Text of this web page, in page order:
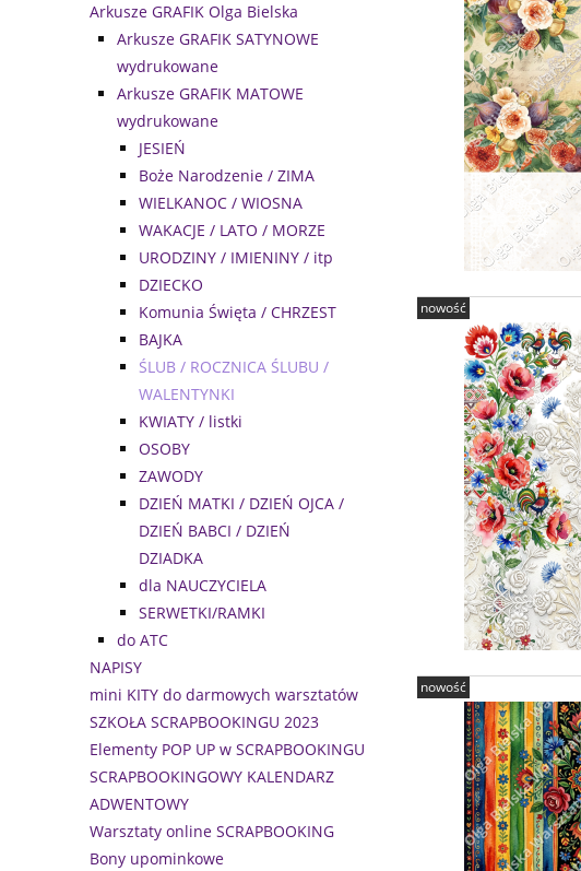
Arkusze GRAFIK Olga Bielska
Arkusze GRAFIK SATYNOWE
wydrukowane
Arkusze GRAFIK MATOWE
wydrukowane
JESIEŃ
Boże Narodzenie / ZIMA
WIELKANOC / WIOSNA
WAKACJE / LATO / MORZE
URODZINY / IMIENINY / itp
DZIECKO
Komunia Święta / CHRZEST
BAJKA
ŚLUB / ROCZNICA ŚLUBU /
WALENTYNKI
KWIATY / listki
OSOBY
ZAWODY
DZIEŃ MATKI / DZIEŃ OJCA /
DZIEŃ BABCI / DZIEŃ
DZIADKA
dla NAUCZYCIELA
SERWETKI/RAMKI
do ATC
NAPISY
mini KITY do darmowych warsztatów
SZKOŁA SCRAPBOOKINGU 2023
Elementy POP UP w SCRAPBOOKINGU
SCRAPBOOKINGOWY KALENDARZ
ADWENTOWY
Warsztaty online SCRAPBOOKING
Bony upominkowe
nowość
nowość